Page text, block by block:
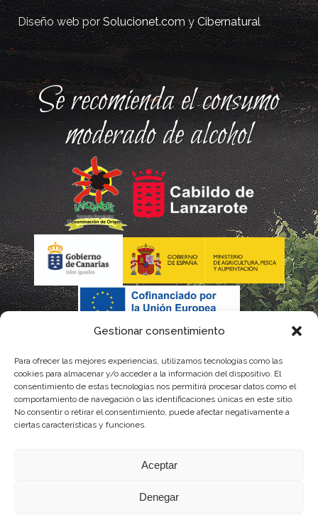
Gestionar consentimiento
Para ofrecer las mejores experiencias, utilizamos tecnologías como las
cookies para almacenar y/o acceder a la información del dispositivo. El
consentimiento de estas tecnologías nos permitirá procesar datos como el
comportamiento de navegación o las identificaciones únicas en este sitio.
No consentir o retirar el consentimiento, puede afectar negativamente a
ciertas características y funciones.
Aceptar
Denegar
Diseño web porSolucionet.comyCibernatural
Se recomienda el consumo
moderado de alcohol
La gestión de la DOP Lanzarote realizada por este Consejo Regulador es financiada,
con fondos provenientes del presupuesto de gastos del Instituto Canario de
Calidad Agroalimentaria